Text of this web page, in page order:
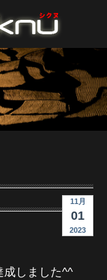
11月
01
2023
成しました^^